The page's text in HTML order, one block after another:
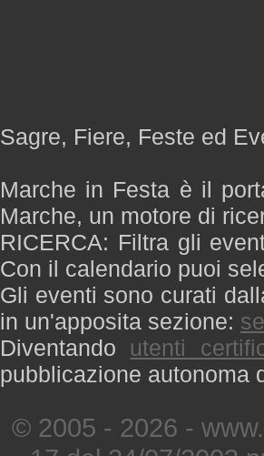
Sagre, Fiere, Feste ed
Marche in Festa è il
Marche, un motore di
RICERCA: Filtra gli
Con il calendario puoi
Gli eventi sono curati
in un'apposita sezione:
Diventando utenti
pubblicazione autonoma
© 2005 - 2026 -